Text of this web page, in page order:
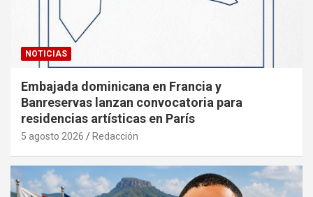
NOTICIAS
Embajada dominicana en Francia y
Banreservas lanzan convocatoria para
residencias artísticas en París
5 agosto 2026 Redacción